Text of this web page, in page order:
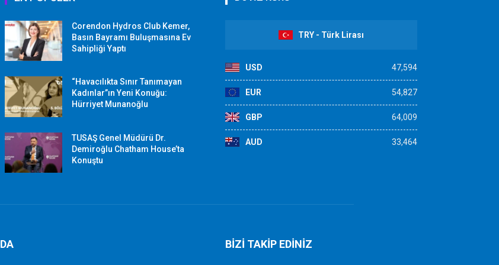
Corendon Hydros Club Kemer,
Basın Bayramı Buluşmasına Ev
Sahipliği Yaptı
“Havacılıkta Sınır Tanımayan
Kadınlar”ın Yeni Konuğu:
Hürriyet Munanoğlu
TUSAŞ Genel Müdürü Dr.
Demiroğlu Chatham House’ta
Konuştu
TRY - Türk Lirası
USD 47,594
EUR 54,827
GBP 64,009
AUD 33,464
BİZİ TAKİP EDİNİZ